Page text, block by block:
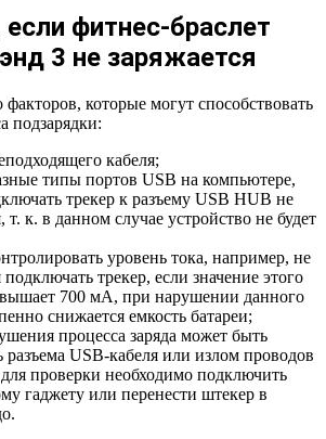
фитнес-браслет
3 не заряжается
которые могут способствовать
подзарядки:
кабеля;
типы портов USB на компьютере,
трекер к разъему USB HUB не
т. к. в данном случае устройство не будет
уровень тока, например, не
подключать трекер, если значение этого
700 мА, при нарушении данного
снижается емкость батареи;
процесса заряда может быть
разъема USB-кабеля или излом проводов
проверки необходимо подключить
гаджету или перенести штекер в